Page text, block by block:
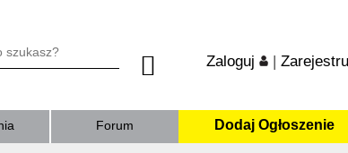
Zaloguj |
Forum Dodaj Ogłoszenie